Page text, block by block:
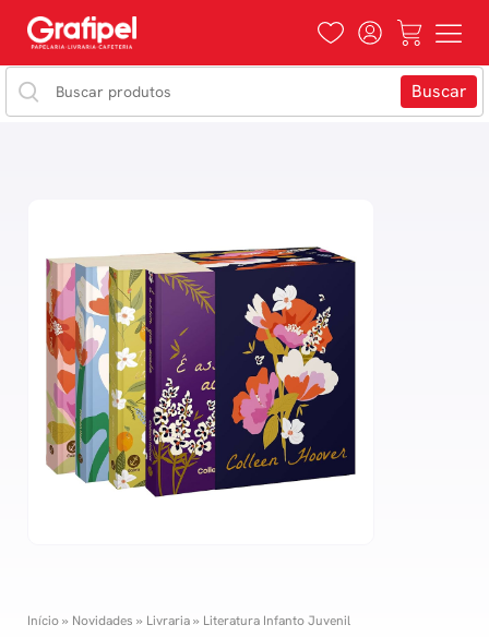
Início» Novidades » Livraria» Literatura Infanto Juvenil